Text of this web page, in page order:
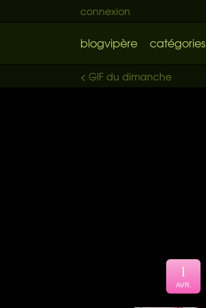
connexion
blogvipère catégories
< GIF du dimanche
1
AVR.